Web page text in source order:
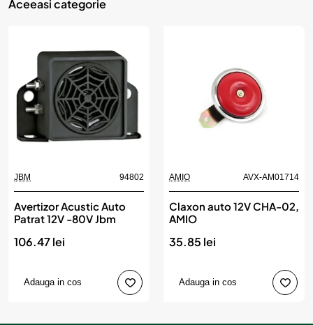
Aceeasi categorie
JBM 94802
Avertizor Acustic Auto
Patrat 12V -80V Jbm
106.47 lei
Adauga in cos
AMIO AVX-AM01714
Claxon auto 12V CHA-02,
AMIO
35.85 lei
Adauga in cos